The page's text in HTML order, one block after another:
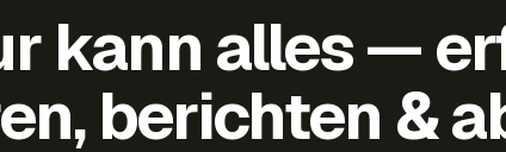
kann alles —
berichten &